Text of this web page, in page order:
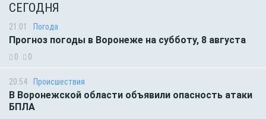
СЕГОДНЯ
21:01 Погода
Прогноз погоды в Воронеже на субботу, 8 августа
0 0
20:54 Происшествия
В Воронежской области объявили опасность атаки
БПЛА